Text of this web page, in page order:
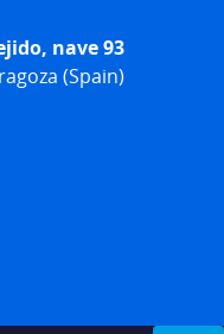
nave 93
(Spain)